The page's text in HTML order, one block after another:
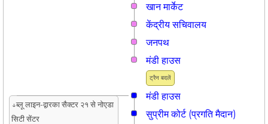
खान मार्केट
केंद्रीय सचिवालय
जनपथ
ट्रैन बदलें
मंडी हाउस
मंडी हाउस
↓ब्लू लाइन-द्वारका सैक्टर २१ से नोएडा
सिटी सेंटर
सुप्रीम कोर्ट (प्रगति मैदान)